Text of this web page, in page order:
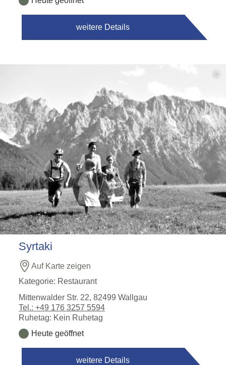
weitere Details
©
Syrtaki
Auf Karte zeigen
Kategorie: Restaurant
Mittenwalder Str. 22, 82499 Wallgau
Tel.: +49 176 3257 5594
Ruhetag: Kein Ruhetag
Heute geöffnet
weitere Details